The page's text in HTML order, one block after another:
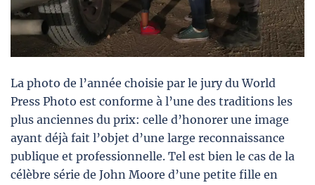
La photo de l’année choisie par le jury du World
Press Photo est conforme à l’une des traditions les
plus anciennes du prix: celle d’honorer une image
ayant déjà fait l’objet d’une large reconnaissance
publique et professionnelle. Tel est bien le cas de la
célèbre série de John Moore d’une petite fille en